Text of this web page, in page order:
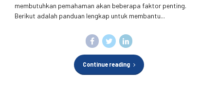
membutuhkan pemahaman akan beberapa faktor penting.
Berikut adalah panduan lengkap untuk membantu...
Continue reading